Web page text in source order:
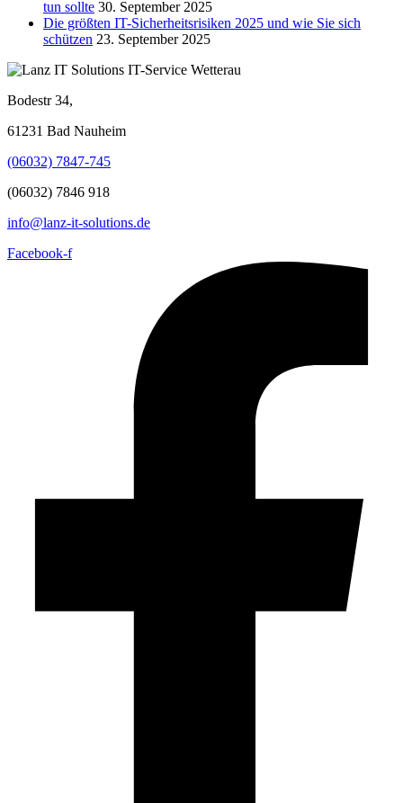
tun sollte 30. September 2025
Die größten IT-Sicherheitsrisiken 2025 und wie Sie sich
schützen 23. September 2025
Bodestr 34,
61231 Bad Nauheim
(06032) 7847-745
(06032) 7846 918
info@lanz-it-solutions.de
Facebook-f